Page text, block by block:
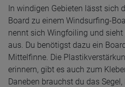
In windigen Gebieten lässt sich
Board zu einem Windsurfing-
nennt sich Wingfoiling und
aus. Du benötigst dazu ein
Mittelfinne. Die
erinnern, gibt es auch zum
Daneben brauchst du das